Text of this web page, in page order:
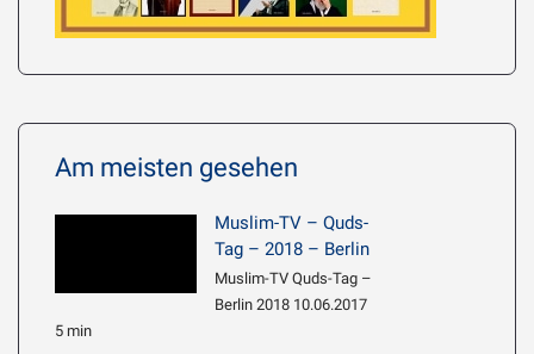
Am meisten gesehen
Muslim-TV – Quds-
Tag – 2018 – Berlin
Muslim-TV Quds-Tag –
Berlin 2018 10.06.2017
5 min